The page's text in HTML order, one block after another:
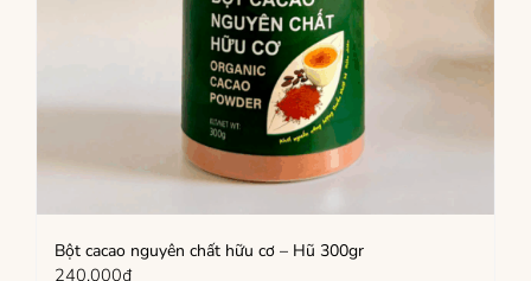
Bột cacao nguyên chất hữu cơ – Hũ 300gr
240,000₫